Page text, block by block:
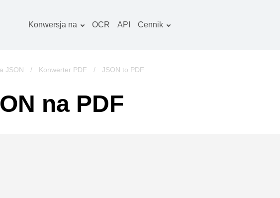
Konwersja na
Obraz konwerter
Books konwerter
OCR API Cennik
JSON / Konwerter PDF / JSON to PDF
na PDF